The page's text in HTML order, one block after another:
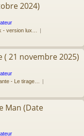
2024)
- version lux…
( 21 novembre 2025)
- Le tirage…
Man (Date